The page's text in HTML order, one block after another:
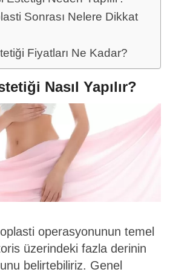
Sonrası Nelere Dikkat
Fiyatları Ne Kadar?
Nasıl Yapılır?
operasyonunun temel
üzerindeki fazla derinin
belirtebiliriz. Genel